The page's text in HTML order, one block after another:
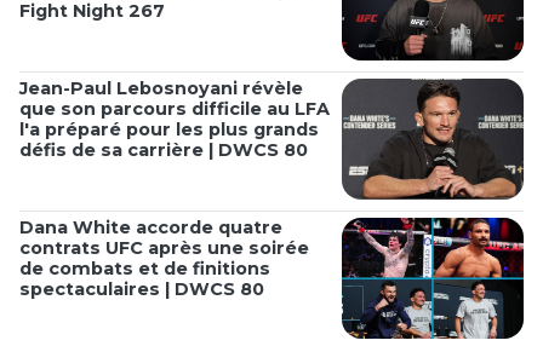
Fight Night 267
Jean-Paul Lebosnoyani révèle
que son parcours difficile au LFA
l'a préparé pour les plus grands
défis de sa carrière | DWCS 80
Dana White accorde quatre
contrats UFC après une soirée
de combats et de finitions
spectaculaires | DWCS 80